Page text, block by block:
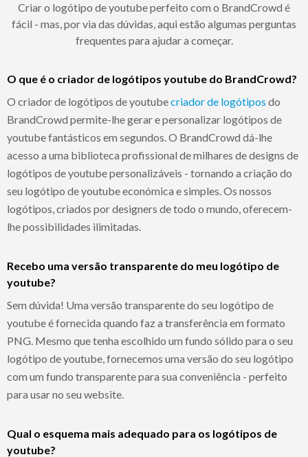
Criar o logótipo de youtube perfeito com o BrandCrowd é
fácil - mas, por via das dúvidas, aqui estão algumas perguntas
frequentes para ajudar a começar.
O que é o criador de logótipos youtube do BrandCrowd?
O criador de logótipos de youtubecriador de logótipos do
BrandCrowd permite-lhe gerar e personalizar logótipos de
youtube fantásticos em segundos. O BrandCrowd dá-lhe
acesso a uma biblioteca profissional de milhares de designs de
logótipos de youtube personalizáveis - tornando a criação do
seu logótipo de youtube económica e simples. Os nossos
logótipos, criados por designers de todo o mundo, oferecem-
lhe possibilidades ilimitadas.
Recebo uma versão transparente do meu logótipo de
youtube?
Sem dúvida! Uma versão transparente do seu logótipo de
youtube é fornecida quando faz a transferência em formato
PNG. Mesmo que tenha escolhido um fundo sólido para o seu
logótipo de youtube, fornecemos uma versão do seu logótipo
com um fundo transparente para sua conveniência - perfeito
para usar no seu website.
Qual o esquema mais adequado para os logótipos de
youtube?